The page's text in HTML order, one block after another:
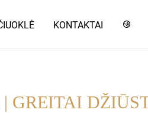
KONTAKTAI
GREITAI